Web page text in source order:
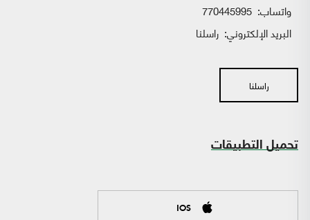
واتساب:
البريد الإلكتروني: راسلنا
راسلنا
تحميل التطبيقات
IOS